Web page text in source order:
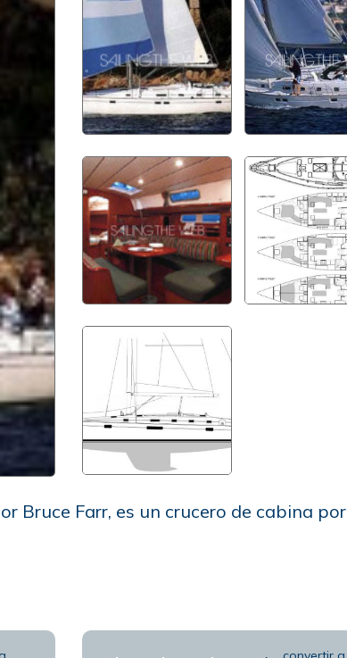
Bruce Farr, es un crucero de cabina por